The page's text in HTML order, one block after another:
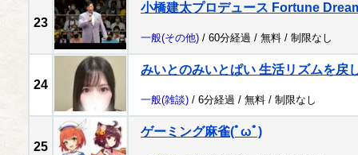
23
小橋建太プロデュース Fortune
一般(その他) / 60分経過 / 無料 / 制限なし
24
みいとのみいとぱい 生活リズムを戻
一般(雑談) / 6分経過 / 無料 / 制限なし
25
ゲーミング麻雀(ﾟωﾟ)